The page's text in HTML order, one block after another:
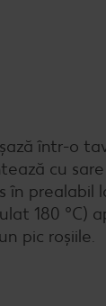
într-o
cu
în prealabil
180 °C)
pic roșiile.